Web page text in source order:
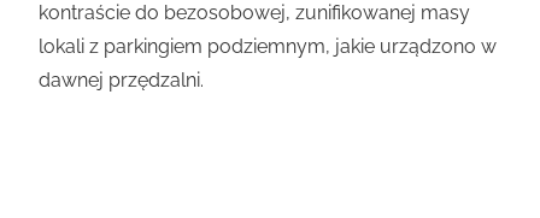
kontraście do bezosobowej, zunifikowanej masy
lokali z parkingiem podziemnym, jakie urządzono w
dawnej przędzalni.